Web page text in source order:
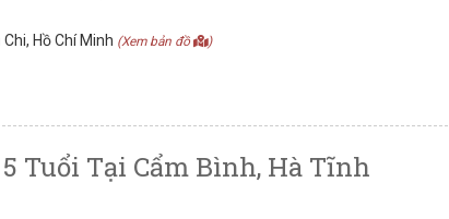
Hồ Chí Minh (Xem bản đồ )
Tuổi Tại Cẩm Bình, Hà Tĩnh